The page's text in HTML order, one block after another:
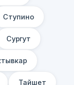
Ступино
Сургут
Тайшет